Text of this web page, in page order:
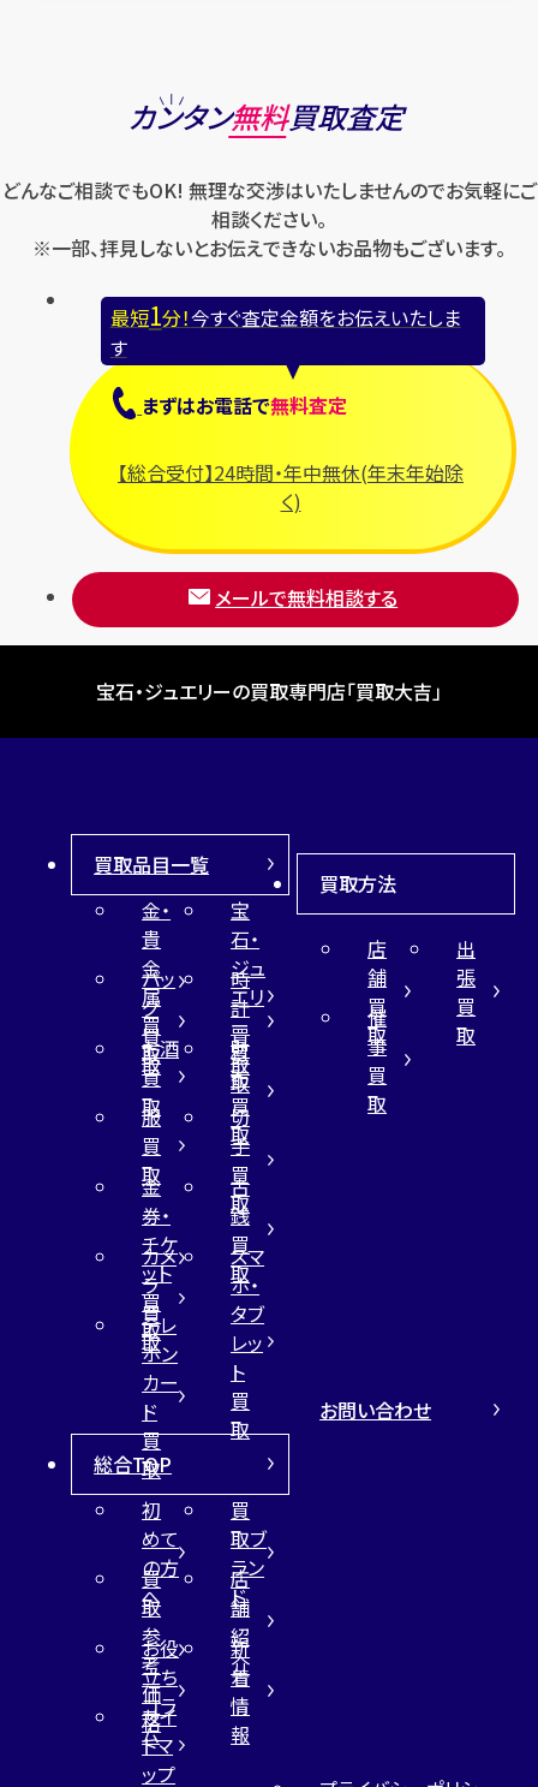
カンタン無料買取査定
どんなご相談でもOK! 無理な交渉はいたしませんのでお気軽にご
相談ください。
※一部、拝見しないとお伝えできないお品物もございます。
最短1分！今すぐ査定金額をお伝えいたしま
す
まずはお電話で無料査定
【総合受付】24時間・年中無休(年末年始除
く)
メールで無料相談する
宝石・ジュエリーの買取専門店「買取大吉」
買取品目一覧
金・
貴
金
属
買
取
宝
石・
ジュ
エリ
ー
買
取
バッ
グ
買
取
時
計
買
取
お酒
買
取
財
布
買
取
服
買
取
切
手
買
取
金
券・
チケ
ット
買
取
古
銭
買
取
カメ
ラ
買
取
スマ
ホ・
タブ
レッ
ト
買
取
テレ
ホン
カー
ド
買
取
買取方法
店
舗
買
取
出
張
買
取
催
事
買
取
総合TOP
初
めて
の方
へ
買
取ブ
ラン
ド
買
取
参
考
価
格
店
舗
紹
介
お役
立ち
コラ
ム
新
着
情
報
サイ
トマ
ップ
お問い合わせ